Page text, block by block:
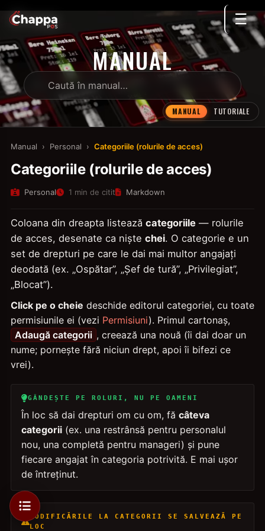
☰
MANUAL
MANUAL TUTORIALE
Manual › Personal › Categoriile (rolurile de acces)
Categoriile (rolurile de acces)
Personal 1 min de citit Markdown
Coloana din dreapta listează categoriile — rolurile
de acces, desenate ca niște chei. O categorie e un
set de drepturi pe care le dai mai multor angajați
deodată (ex. „Ospătar”, „Șef de tură”, „Privilegiat”,
„Blocat”).
Click pe o cheie deschide editorul categoriei, cu toate
permisiunile ei (vezi Permisiuni). Primul cartonaș,
Adaugă categorii , creează una nouă (îi dai doar un
nume; pornește fără niciun drept, apoi îi bifezi ce
vrei).
GÂNDEȘTE PE ROLURI, NU PE OAMENI
În loc să dai drepturi om cu om, fă câteva
categorii (ex. una restrânsă pentru personalul
nou, una completă pentru manageri) și pune
fiecare angajat în categoria potrivită. E mai ușor
de întreținut.
MODIFICĂRILE LA CATEGORII SE SALVEAZĂ PE
LOC